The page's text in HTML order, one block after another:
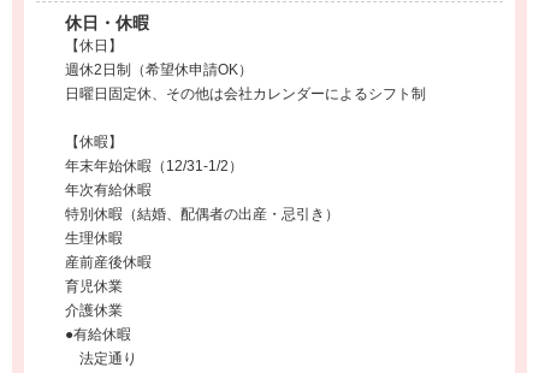
休日・休暇
【休日】
週休2日制（希望休申請OK）
日曜日固定休、その他は会社カレンダーによるシフト制
【休暇】
年末年始休暇（12/31-1/2）
年次有給休暇
特別休暇（結婚、配偶者の出産・忌引き）
生理休暇
産前産後休暇
育児休業
介護休業
●有給休暇
法定通り